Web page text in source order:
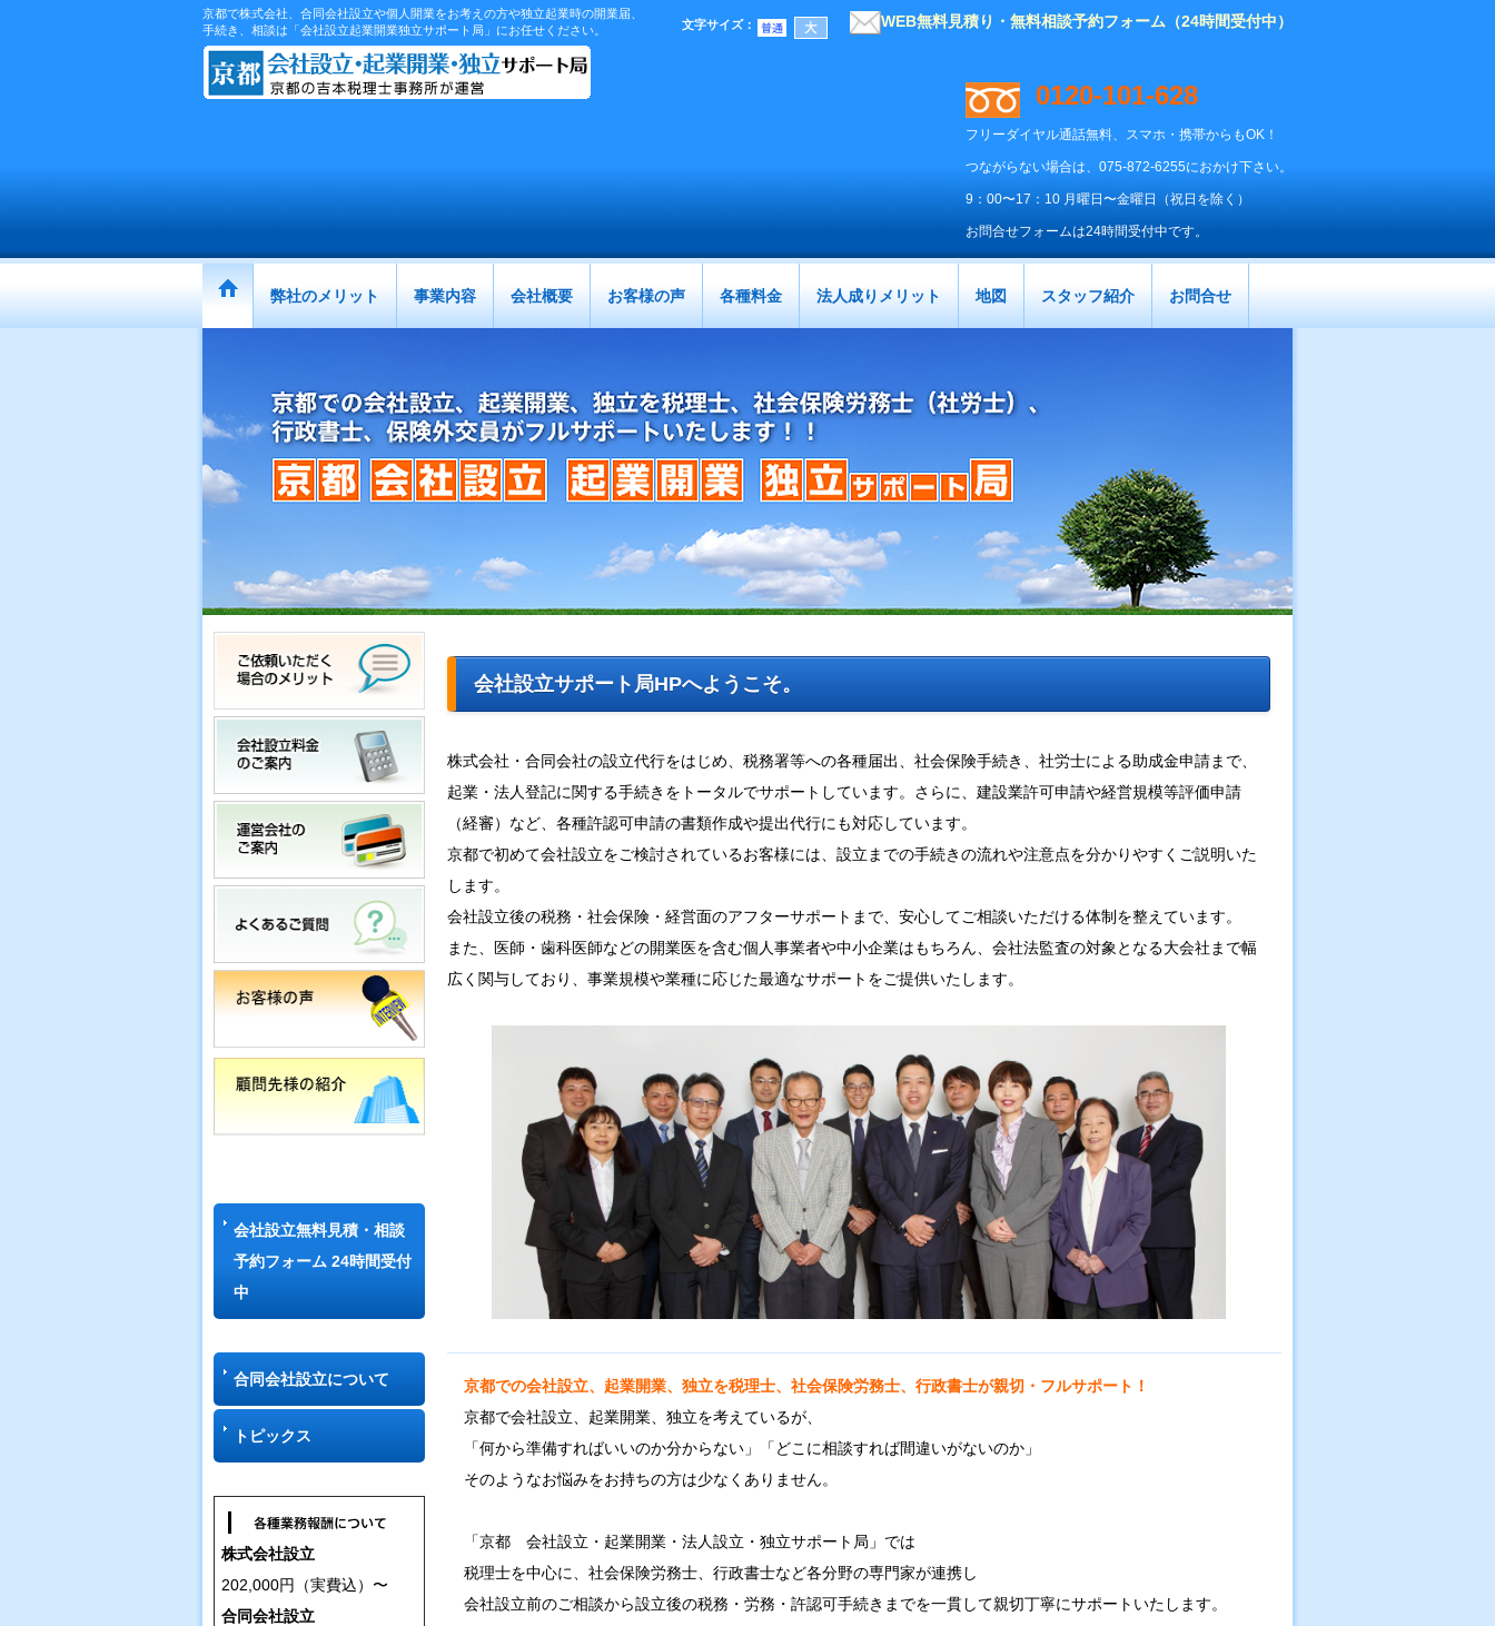
京都で株式会社、合同会社設立や個人開業をお考えの方や独立起業時の開業届、
手続き、相談は「会社設立起業開業独立サポート局」にお任せください。
WEB無料見積り・無料相談予約フォーム（24時間受付中）
文字サイズ：
0120-101-628
フリーダイヤル通話無料、スマホ・携帯からもOK！
つながらない場合は、075-872-6255におかけ下さい。
9：00〜17：10 月曜日〜金曜日（祝日を除く）
お問合せフォームは24時間受付中です。
弊社のメリット 事業内容 会社概要 お客様の声 各種料金 法人成りメリット 地図 スタッフ紹介 お問合せ
会社設立無料見積・相談
予約フォーム 24時間受付
中
合同会社設立について
トピックス
株式会社設立
202,000円（実費込）〜
合同会社設立
会社設立サポート局HPへようこそ。
株式会社・合同会社の設立代行をはじめ、税務署等への各種届出、社会保険手続き、社労士による助成金申請まで、
起業・法人登記に関する手続きをトータルでサポートしています。さらに、建設業許可申請や経営規模等評価申請
（経審）など、各種許認可申請の書類作成や提出代行にも対応しています。
京都で初めて会社設立をご検討されているお客様には、設立までの手続きの流れや注意点を分かりやすくご説明いた
します。
会社設立後の税務・社会保険・経営面のアフターサポートまで、安心してご相談いただける体制を整えています。
また、医師・歯科医師などの開業医を含む個人事業者や中小企業はもちろん、会社法監査の対象となる大会社まで幅
広く関与しており、事業規模や業種に応じた最適なサポートをご提供いたします。
京都での会社設立、起業開業、独立を税理士、社会保険労務士、行政書士が親切・フルサポート！
京都で会社設立、起業開業、独立を考えているが、
「何から準備すればいいのか分からない」「どこに相談すれば間違いがないのか」
そのようなお悩みをお持ちの方は少なくありません。
「京都 会社設立・起業開業・法人設立・独立サポート局」では
税理士を中心に、社会保険労務士、行政書士など各分野の専門家が連携し
会社設立前のご相談から設立後の税務・労務・許認可手続きまでを一貫して親切丁寧にサポートいたします。